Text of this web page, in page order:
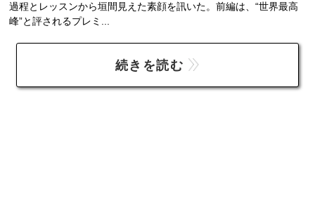
過程とレッスンから垣間見えた素顔を訊いた。前編は、“世界最高
峰”と評されるプレミ...
続きを読む